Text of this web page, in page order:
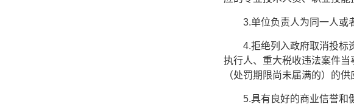
3.单位负责人为同一人或
4.拒绝列入政府取消投标
执行人、重大税收违法案件当
（处罚期限尚未届满的）的供
5.具有良好的商业信誉和